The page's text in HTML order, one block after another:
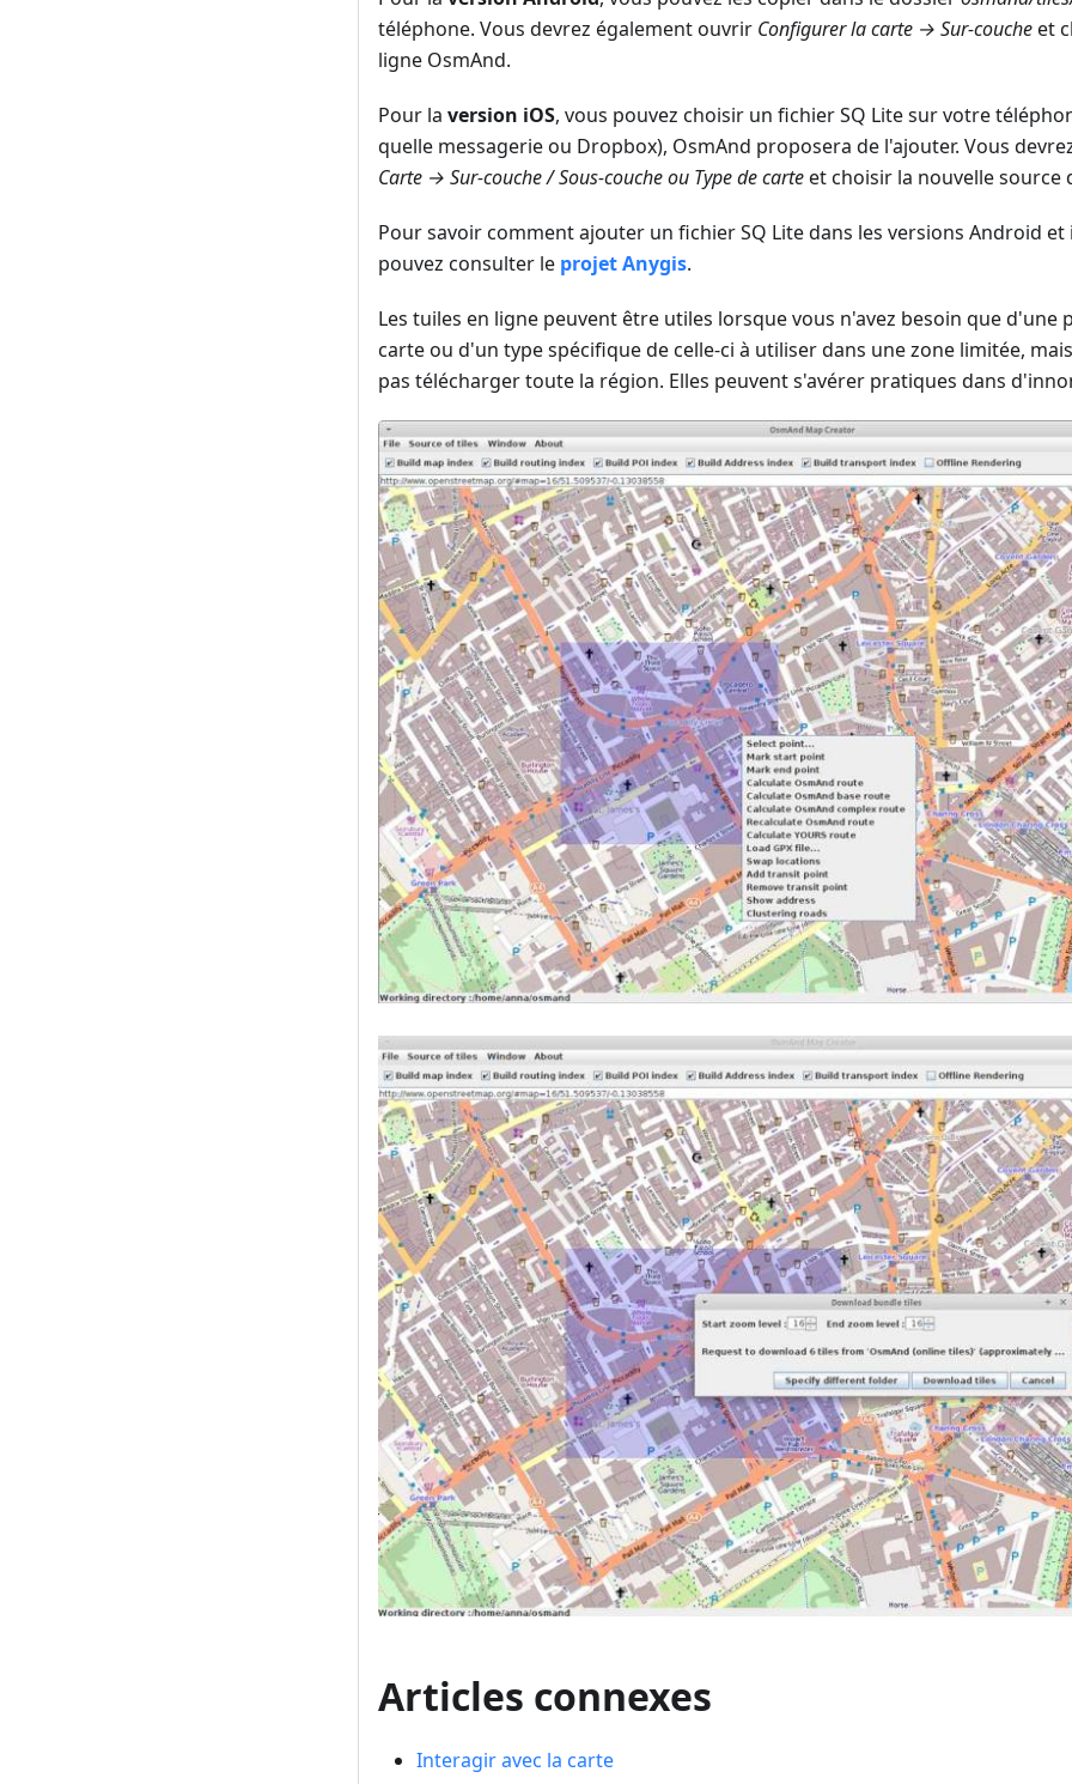
téléphone. Vous devrez également ouvrir Configurer la carte → Sur-coucheet
ligne OsmAnd.
Pour la version iOS, vous pouvez choisir un fichier SQ Lite sur votre
quelle messagerie ou Dropbox), OsmAnd proposera de l'ajouter. Vous
Carte → Sur-couche / Sous-couche ou Type de carteet choisir la nouvelle source
Pour savoir comment ajouter un fichier SQ Lite dans les versions Android et
pouvez consulter le projet Anygis.
Les tuiles en ligne peuvent être utiles lorsque vous n'avez besoin que d'une
carte ou d'un type spécifique de celle-ci à utiliser dans une zone limitée,
pas télécharger toute la région. Elles peuvent s'avérer pratiques dans
Articles connexes
Interagir avec la carte